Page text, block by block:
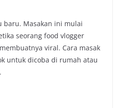
baru. Masakan ini mulai
seorang food vlogger
viral. Cara masak
untuk dicoba di rumah atau